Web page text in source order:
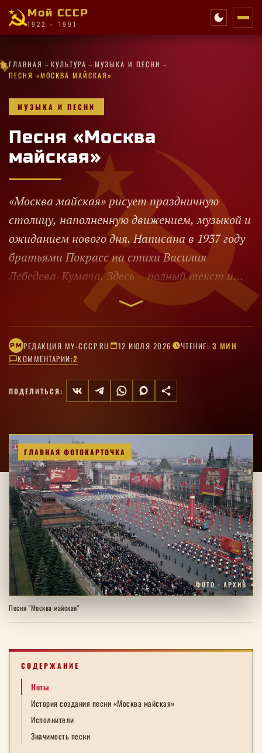
Мой СССР
1922 – 1991
✧
✧
·
★
·
·✦
·✦
·★★
✧✧
★
★
·✧
·
★
★
★
✧
✧
✧
★
· ГЛАВНАЯ → КУЛЬТУРА → МУЗЫКА И ПЕСНИ →
ПЕСНЯ «МОСКВА МАЙСКАЯ»
МУЗЫКА И ПЕСНИ
Песня «Москва
майская»
«Москва майская» рисует праздничную
столицу, наполненную движением, музыкой и
ожиданием нового дня. Написана в 1937 году
братьями Покрасс на стихи Василия
Лебедева-Кумача. Здесь – полный текст и
РM РЕДАКЦИЯ MY-CCCP.RU 12 ИЮЛЯ 2026 ЧТЕНИЕ: 3 МИН
КОММЕНТАРИИ:2
ПОДЕЛИТЬСЯ:
ГЛАВНАЯ ФОТОКАРТОЧКА
ФОТО · АРХИВ
Песня "Москва майская"
СОДЕРЖАНИЕ
Ноты
История создания песни «Москва майская»
Исполнители
Значимость песни